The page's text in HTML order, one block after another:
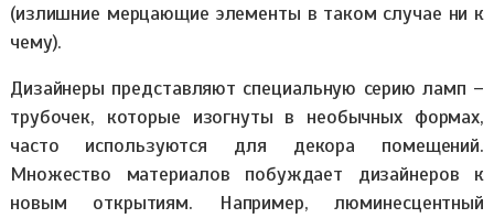
(излишние мерцающие элементы в таком случае ни к
чему).
Дизайнеры представляют специальную серию ламп –
трубочек, которые изогнуты в необычных формах,
часто используются для декора помещений.
Множество материалов побуждает дизайнеров к
новым открытиям. Например, люминесцентный